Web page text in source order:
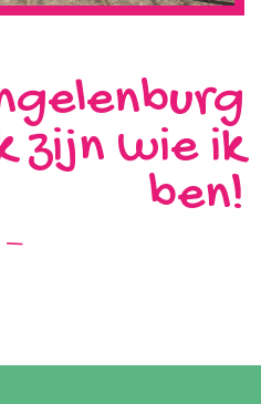
zijn wie ik
ben!